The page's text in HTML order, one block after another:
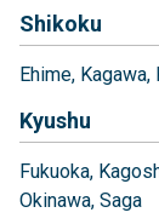
Shikoku
Ehime Kagawa
Kyushu
Fukuoka
Okinawa Saga